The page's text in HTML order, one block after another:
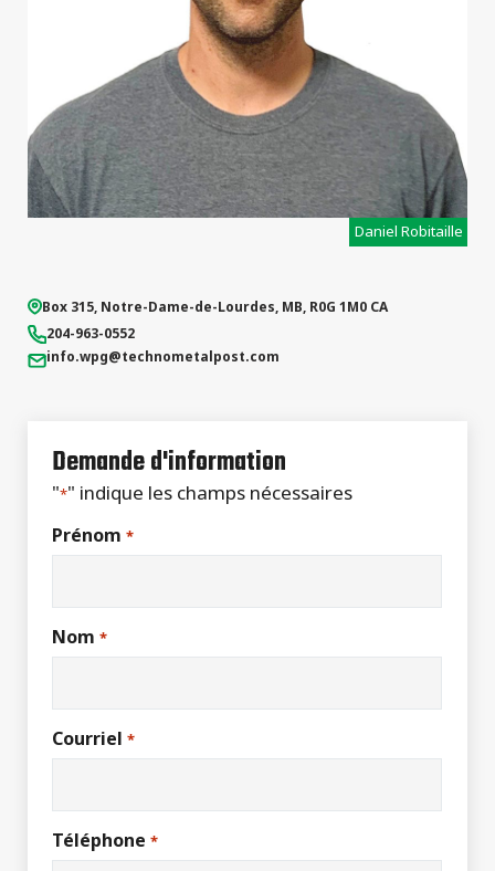
Daniel Robitaille
Box 315, Notre-Dame-de-Lourdes, MB, R0G 1M0 CA
204-963-0552
info.wpg@technometalpost.com
Demande d'information
"*" indique les champs nécessaires
Prénom *
Nom *
Courriel *
Téléphone *